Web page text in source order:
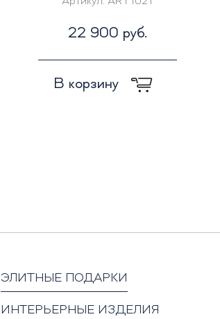
22 900 руб.
В корзину
ЭЛИТНЫЕ ПОДАРКИ
ИНТЕРЬЕРНЫЕ ИЗДЕЛИЯ